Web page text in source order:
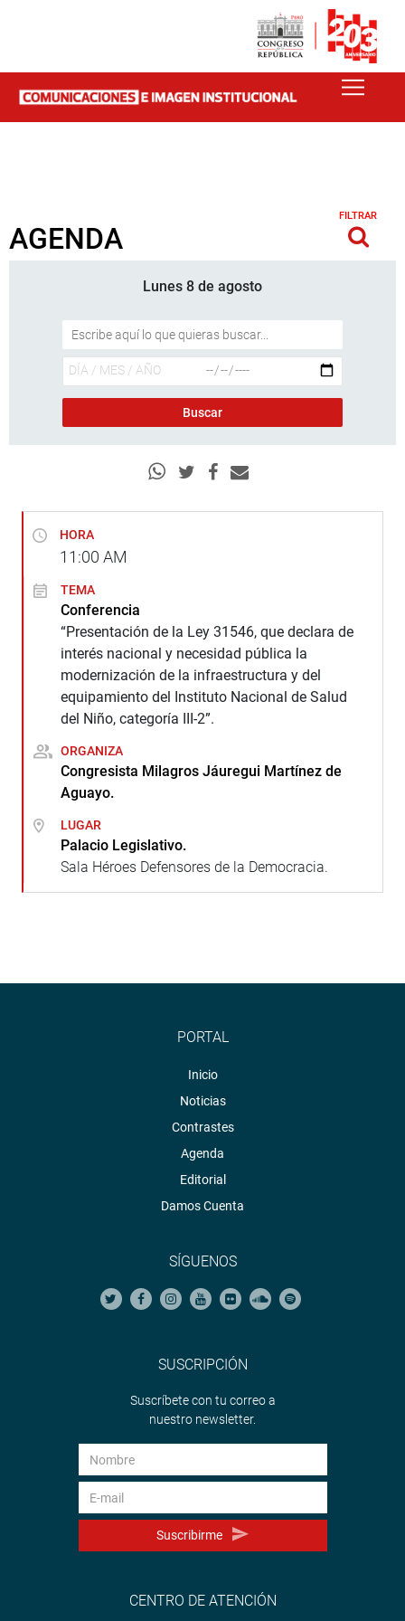
AGENDA
FILTRAR
Lunes 8 de agosto
HORA
11:00 AM
TEMA
Conferencia
“Presentación de la Ley 31546, que declara de
interés nacional y necesidad pública la
modernización de la infraestructura y del
equipamiento del Instituto Nacional de Salud
del Niño, categoría III-2”.
ORGANIZA
Congresista Milagros Jáuregui Martínez de
Aguayo.
LUGAR
Palacio Legislativo.
Sala Héroes Defensores de la Democracia.
PORTAL
Inicio
Noticias
Contrastes
Agenda
Editorial
Damos Cuenta
SÍGUENOS
SUSCRIPCIÓN
Suscríbete con tu correo a
nuestro newsletter.
Suscribirme
CENTRO DE ATENCIÓN